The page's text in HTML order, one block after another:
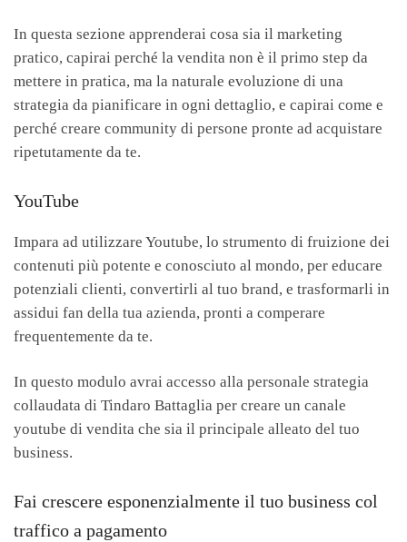
In questa sezione apprenderai cosa sia il marketing
pratico, capirai perché la vendita non è il primo step da
mettere in pratica, ma la naturale evoluzione di una
strategia da pianificare in ogni dettaglio, e capirai come e
perché creare community di persone pronte ad acquistare
ripetutamente da te.
YouTube
Impara ad utilizzare Youtube, lo strumento di fruizione dei
contenuti più potente e conosciuto al mondo, per educare
potenziali clienti, convertirli al tuo brand, e trasformarli in
assidui fan della tua azienda, pronti a comperare
frequentemente da te.
In questo modulo avrai accesso alla personale strategia
collaudata di Tindaro Battaglia per creare un canale
youtube di vendita che sia il principale alleato del tuo
business.
Fai crescere esponenzialmente il tuo business col
traffico a pagamento